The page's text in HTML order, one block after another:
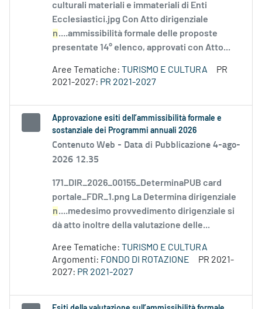
culturali materiali e immateriali di Enti
Ecclesiastici.jpg Con Atto dirigenziale
n....ammissibilità formale delle proposte
presentate 14° elenco, approvati con Atto...
Aree Tematiche: TURISMO E CULTURA
PR
2021-2027: PR 2021-2027
Approvazione esiti dell’ammissibilità formale e
sostanziale dei Programmi annuali 2026
Contenuto Web - Data di Pubblicazione 4-ago-
2026 12.35
171_DIR_2026_00155_DeterminaPUB card
portale_FDR_1.png La Determina dirigenziale
n....medesimo provvedimento dirigenziale si
dà atto inoltre della valutazione delle...
Aree Tematiche: TURISMO E CULTURA
Argomenti: FONDO DI ROTAZIONE
PR 2021-
2027: PR 2021-2027